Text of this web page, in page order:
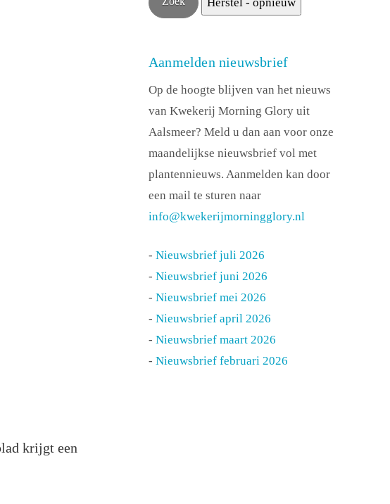
krijgt een
Aanmelden nieuwsbrief
Op de hoogte blijven van het nieuws
van Kwekerij Morning Glory uit
Aalsmeer? Meld u dan aan voor onze
maandelijkse nieuwsbrief vol met
plantennieuws. Aanmelden kan door
een mail te sturen naar
info@kwekerijmorningglory.nl
-Nieuwsbrief juli 2026
-Nieuwsbrief juni 2026
-Nieuwsbrief mei 2026
-Nieuwsbrief april 2026
-Nieuwsbrief maart 2026
-Nieuwsbrief februari 2026